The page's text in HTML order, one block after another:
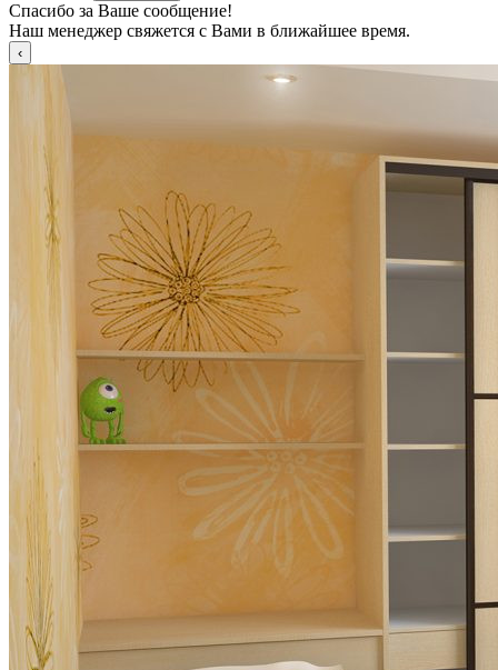
Спасибо за Ваше сообщение!
Наш менеджер свяжется с Вами в ближайшее время.